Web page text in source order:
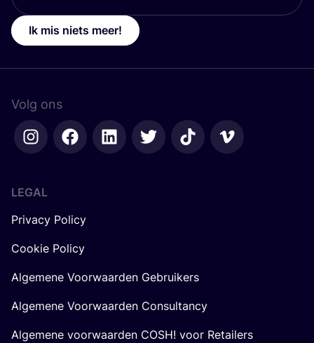
Ik mis niets meer!
Volg ons
LEGAL
Privacy Policy
Cookie Policy
Algemene Voorwaarden Gebruikers
Algemene Voorwaarden Consultancy
Algemene voorwaarden COSH! voor Retailers